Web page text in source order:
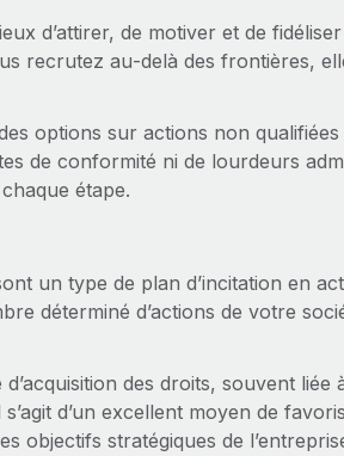
d’attirer, de motiver et de
recrutez au‑delà des frontières,
options sur actions non
de conformité ni de lourdeurs
étape.
un type de plan d’incitation en
déterminé d’actions de votre
des droits, souvent liée
d’un excellent moyen de
objectifs stratégiques de